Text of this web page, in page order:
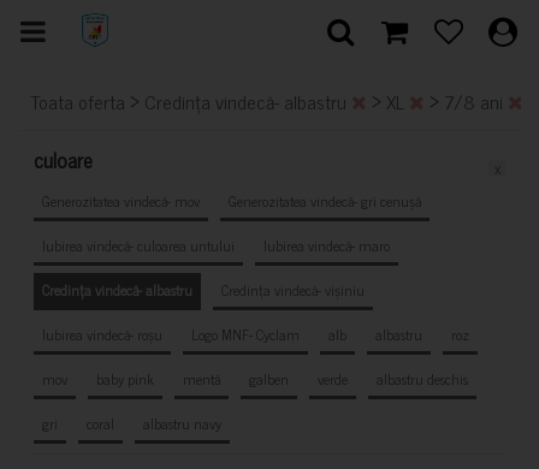
Toata oferta > Credința vindecă- albastru > XL > 7/8 ani
culoare
Generozitatea vindecă- mov
Generozitatea vindecă- gri cenușă
Iubirea vindecă- culoarea untului
Iubirea vindecă- maro
Credința vindecă- albastru
Credința vindecă- vișiniu
Iubirea vindecă- roșu
Logo MNF- Cyclam alb albastru
roz
mov
baby pink mentă galben verde
albastru deschis
gri
coral albastru navy